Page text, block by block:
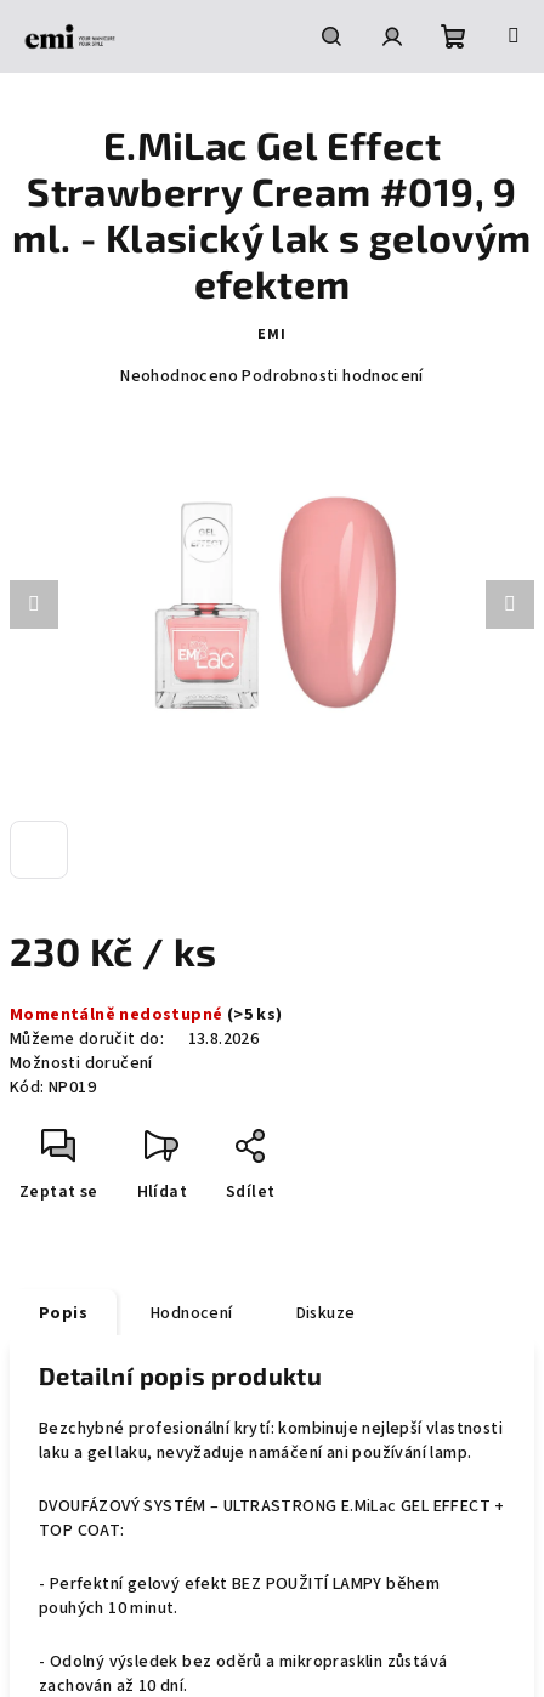
HledatPřihlášeníNákupní
230 Kč / ks
cena:
Momentálně nedostupné (>5 ks)
Můžeme doručit do:
13.8.2026
Možnosti doručení
Kód: NP019
Zeptat se Hlídat Sdílet
E.MiLac Gel Effect
Strawberry Cream #019, 9
ml. - Klasický lak s gelovým
efektem
EMI
Průměrné
hvězdiček.
Neohodnoceno Podrobnosti hodnocení
Popis Hodnocení Diskuze
Detailní popis produktu
Bezchybné profesionální krytí: kombinuje nejlepší vlastnosti
laku a gel laku, nevyžaduje namáčení ani používání lamp.
DVOUFÁZOVÝ SYSTÉM – ULTRASTRONG E.MiLac GEL EFFECT +
TOP COAT:
- Perfektní gelový efekt BEZ POUŽITÍ LAMPY během
pouhých 10 minut.
- Odolný výsledek bez oděrů a mikroprasklin zůstává
zachován až 10 dní.